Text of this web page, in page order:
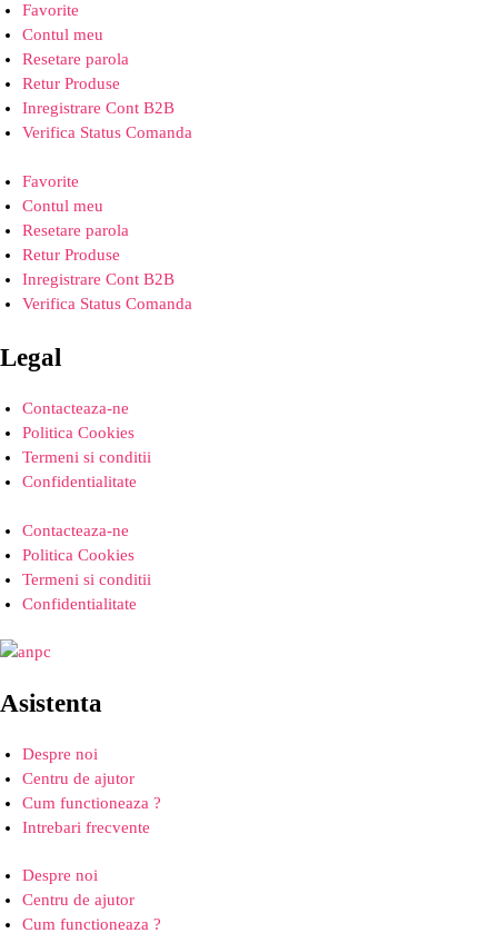
Favorite
Contul meu
Resetare parola
Retur Produse
Inregistrare Cont B2B
Verifica Status Comanda
Favorite
Contul meu
Resetare parola
Retur Produse
Inregistrare Cont B2B
Verifica Status Comanda
Legal
Contacteaza-ne
Politica Cookies
Termeni si conditii
Confidentialitate
Contacteaza-ne
Politica Cookies
Termeni si conditii
Confidentialitate
Asistenta
Despre noi
Centru de ajutor
Cum functioneaza ?
Intrebari frecvente
Despre noi
Centru de ajutor
Cum functioneaza ?